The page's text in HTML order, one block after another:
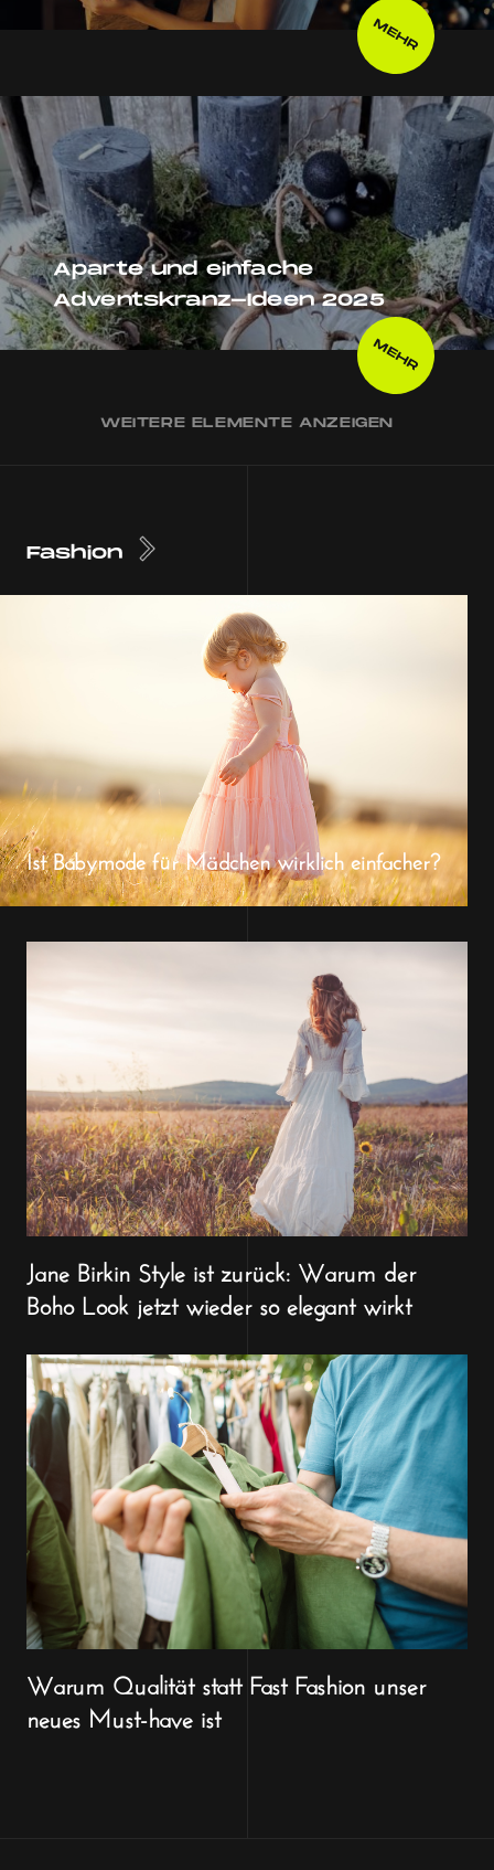
MEHR
Aparte und einfache
Adventskranz-Ideen 2025
MEHR
WEITERE ELEMENTE ANZEIGEN
Fashion
Ist Babymode für Mädchen wirklich einfacher?
Jane Birkin Style ist zurück: Warum der
Boho Look jetzt wieder so elegant wirkt
Warum Qualität statt Fast Fashion unser
neues Must-have ist